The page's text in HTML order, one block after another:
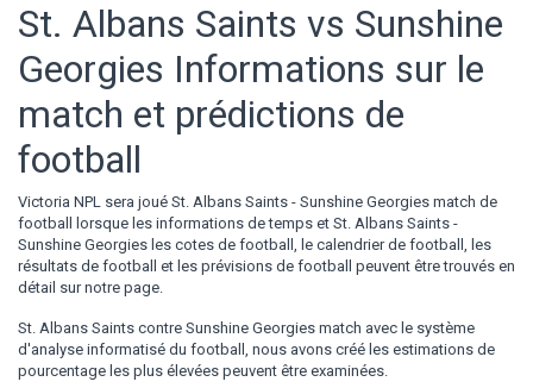
St. Albans Saints vs Sunshine
Georgies Informations sur le
match et prédictions de
football
Victoria NPL sera joué St. Albans Saints - Sunshine Georgies match de
football lorsque les informations de temps et St. Albans Saints -
Sunshine Georgies les cotes de football, le calendrier de football, les
résultats de football et les prévisions de football peuvent être trouvés en
détail sur notre page.
St. Albans Saints contre Sunshine Georgies match avec le système
d'analyse informatisé du football, nous avons créé les estimations de
pourcentage les plus élevées peuvent être examinées.